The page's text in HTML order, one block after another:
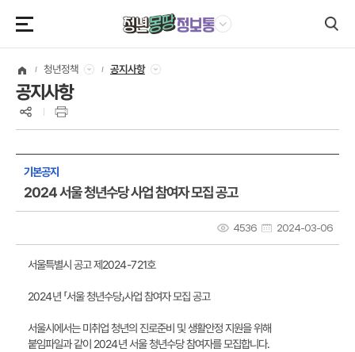
청년정책 공지사항
공지사항
기본공지
2024 서울 청년수당 사업 참여자 모집 공고
4536 2024-03-06
서울특별시 공고 제2024-721호
2024년 「서울 청년수당」사업 참여자 모집 공고
서울시에서는 미취업 청년의 진로준비 및 생활안정 지원을 위해
붙임파일과 같이 2024년 서울 청년수당 참여자를 모집합니다.